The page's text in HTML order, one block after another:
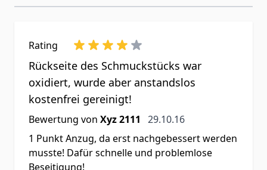
Rating
Rückseite des Schmuckstücks war
oxidiert, wurde aber anstandslos
kostenfrei gereinigt!
Bewertung von Xyz 2111 29. Oktober 2016
29.10.16
1 Punkt Anzug, da erst nachgebessert werden
musste! Dafür schnelle und problemlose
Beseitigung!